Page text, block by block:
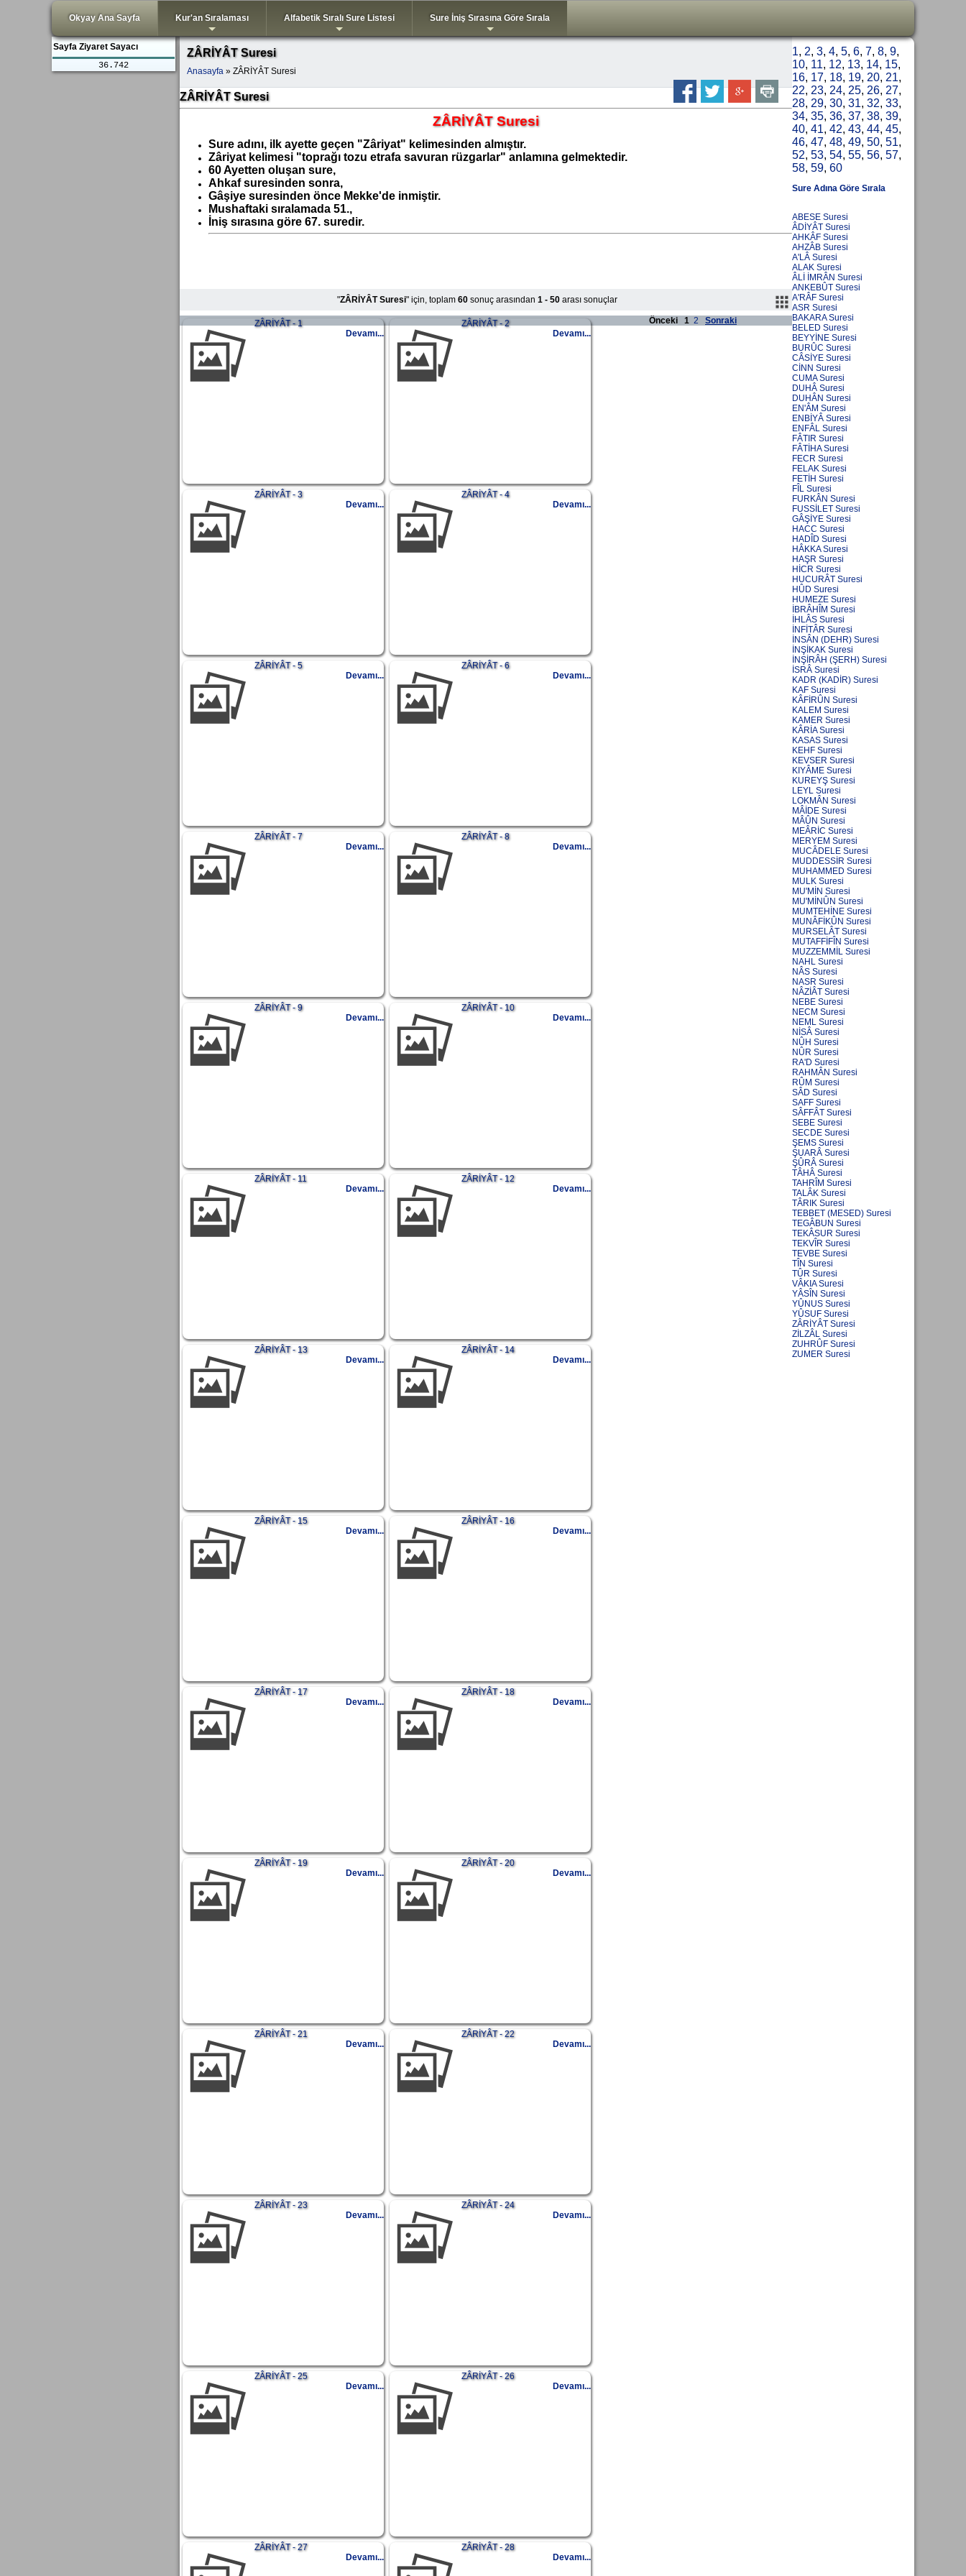
Okyay Ana Sayfa
+
Kur'an Sıralaması
+
Alfabetik Sıralı Sure Listesi
+
Sure İniş Sırasına Göre Sırala
ZÂRİYÂT Suresi
Anasayfa » ZÂRİYÂT Suresi
ZÂRİYÂT Suresi
ZÂRİYÂT Suresi
Sure adını, ilk ayette geçen "Zâriyat" kelimesinden almıştır.
Zâriyat kelimesi "toprağı tozu etrafa savuran rüzgarlar" anlamına gelmektedir.
60 Ayetten oluşan sure,
Ahkaf suresinden sonra,
Gâşiye suresinden önce Mekke'de inmiştir.
Mushaftaki sıralamada 51.,
İniş sırasına göre 67. suredir.
"ZÂRİYÂT Suresi" için, toplam 60 sonuç arasından 1 - 50 arası sonuçlar
ZÂRİYÂT - 1
Devamı...
ZÂRİYÂT - 2
Devamı...
ZÂRİYÂT - 3
Devamı...
ZÂRİYÂT - 4
Devamı...
ZÂRİYÂT - 5
Devamı...
ZÂRİYÂT - 6
Devamı...
ZÂRİYÂT - 7
Devamı...
ZÂRİYÂT - 8
Devamı...
ZÂRİYÂT - 9
Devamı...
ZÂRİYÂT - 10
Devamı...
ZÂRİYÂT - 11
Devamı...
ZÂRİYÂT - 12
Devamı...
ZÂRİYÂT - 13
Devamı...
ZÂRİYÂT - 14
Devamı...
ZÂRİYÂT - 15
Devamı...
ZÂRİYÂT - 16
Devamı...
ZÂRİYÂT - 17
Devamı...
ZÂRİYÂT - 18
Devamı...
ZÂRİYÂT - 19
Devamı...
ZÂRİYÂT - 20
Devamı...
ZÂRİYÂT - 21
Devamı...
ZÂRİYÂT - 22
Devamı...
ZÂRİYÂT - 23
Devamı...
ZÂRİYÂT - 24
Devamı...
ZÂRİYÂT - 25
Devamı...
ZÂRİYÂT - 26
Devamı...
ZÂRİYÂT - 27
Devamı...
ZÂRİYÂT - 28
Devamı...
Önceki 1 2 Sonraki
1, 2, 3, 4, 5, 6, 7, 8, 9,
10, 11, 12, 13, 14, 15,
16, 17, 18, 19, 20, 21,
22, 23, 24, 25, 26, 27,
28, 29, 30, 31, 32, 33,
34, 35, 36, 37, 38, 39,
40, 41, 42, 43, 44, 45,
46, 47, 48, 49, 50, 51,
52, 53, 54, 55, 56, 57,
58, 59, 60
Sure Adına Göre Sırala
ABESE Suresi
ÂDİYÂT Suresi
AHKÂF Suresi
AHZÂB Suresi
A'LÂ Suresi
ALAK Suresi
ÂLİ İMRÂN Suresi
ANKEBÛT Suresi
A'RÂF Suresi
ASR Suresi
BAKARA Suresi
BELED Suresi
BEYYİNE Suresi
BURÛC Suresi
CÂSİYE Suresi
CİNN Suresi
CUMA Suresi
DUHÂ Suresi
DUHÂN Suresi
EN'ÂM Suresi
ENBİYÂ Suresi
ENFÂL Suresi
FÂTIR Suresi
FÂTİHA Suresi
FECR Suresi
FELAK Suresi
FETİH Suresi
FÎL Suresi
FURKÂN Suresi
FUSSİLET Suresi
GÂŞİYE Suresi
HACC Suresi
HADÎD Suresi
HÂKKA Suresi
HAŞR Suresi
HİCR Suresi
HUCURÂT Suresi
HÛD Suresi
HUMEZE Suresi
İBRÂHÎM Suresi
İHLÂS Suresi
İNFİTÂR Suresi
İNSÂN (DEHR) Suresi
İNŞİKAK Suresi
İNŞİRÂH (ŞERH) Suresi
İSRÂ Suresi
KADR (KADİR) Suresi
KAF Suresi
KÂFİRÛN Suresi
KALEM Suresi
KAMER Suresi
KÂRİA Suresi
KASAS Suresi
KEHF Suresi
KEVSER Suresi
KIYÂME Suresi
KUREYŞ Suresi
LEYL Suresi
LOKMÂN Suresi
MÂİDE Suresi
MÂÛN Suresi
MEÂRİC Suresi
MERYEM Suresi
MUCÂDELE Suresi
MUDDESSİR Suresi
MUHAMMED Suresi
MULK Suresi
MU'MİN Suresi
MU'MİNÛN Suresi
MUMTEHİNE Suresi
MUNÂFİKÛN Suresi
MURSELÂT Suresi
MUTAFFİFÎN Suresi
MUZZEMMİL Suresi
NAHL Suresi
NÂS Suresi
NASR Suresi
NÂZİÂT Suresi
NEBE Suresi
NECM Suresi
NEML Suresi
NİSÂ Suresi
NÛH Suresi
NÛR Suresi
RA'D Suresi
RAHMÂN Suresi
RÛM Suresi
SÂD Suresi
SAFF Suresi
SÂFFÂT Suresi
SEBE Suresi
SECDE Suresi
ŞEMS Suresi
ŞUARÂ Suresi
ŞÛRÂ Suresi
TÂHÂ Suresi
TAHRÎM Suresi
TALÂK Suresi
TÂRIK Suresi
TEBBET (MESED) Suresi
TEGÂBUN Suresi
TEKÂSUR Suresi
TEKVÎR Suresi
TEVBE Suresi
TÎN Suresi
TÛR Suresi
VÂKIA Suresi
YÂSÎN Suresi
YÛNUS Suresi
YÛSUF Suresi
ZÂRİYÂT Suresi
ZİLZÂL Suresi
ZUHRÛF Suresi
ZUMER Suresi
Sayfa Ziyaret Sayacı
36.742